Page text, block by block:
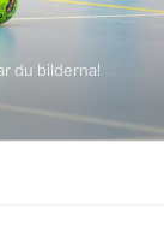
du bilderna!